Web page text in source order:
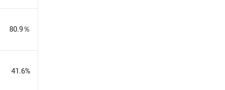
80.9％
41.6%